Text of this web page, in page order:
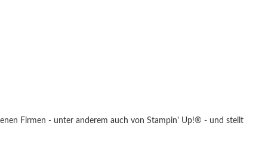
Firmen - unter anderem auch von Stampin' Up!® - und stellt